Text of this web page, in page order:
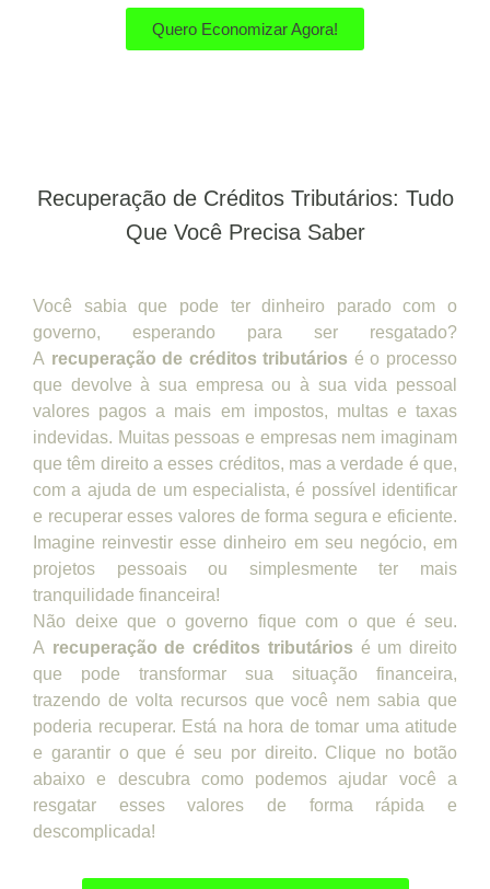
Quero Economizar Agora!
Recuperação de Créditos Tributários: Tudo
Que Você Precisa Saber
Você sabia que pode ter dinheiro parado com o
governo, esperando para ser resgatado?
A recuperação de créditos tributários é o processo
que devolve à sua empresa ou à sua vida pessoal
valores pagos a mais em impostos, multas e taxas
indevidas. Muitas pessoas e empresas nem imaginam
que têm direito a esses créditos, mas a verdade é que,
com a ajuda de um especialista, é possível identificar
e recuperar esses valores de forma segura e eficiente.
Imagine reinvestir esse dinheiro em seu negócio, em
projetos pessoais ou simplesmente ter mais
tranquilidade financeira!
Não deixe que o governo fique com o que é seu.
A recuperação de créditos tributários é um direito
que pode transformar sua situação financeira,
trazendo de volta recursos que você nem sabia que
poderia recuperar. Está na hora de tomar uma atitude
e garantir o que é seu por direito. Clique no botão
abaixo e descubra como podemos ajudar você a
resgatar esses valores de forma rápida e
descomplicada!